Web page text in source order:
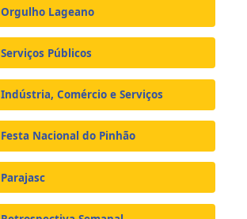
Orgulho Lageano
Serviços Públicos
Indústria, Comércio e Serviços
Festa Nacional do Pinhão
Parajasc